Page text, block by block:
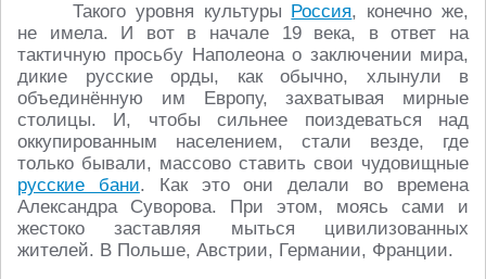
Такого уровня культуры Россия, конечно же,
не имела. И вот в начале 19 века, в ответ на
тактичную просьбу Наполеона о заключении мира,
дикие русские орды, как обычно, хлынули в
объединённую им Европу, захватывая мирные
столицы. И, чтобы сильнее поиздеваться над
оккупированным населением, стали везде, где
только бывали, массово ставить свои чудовищные
русские бани. Как это они делали во времена
Александра Суворова. При этом, моясь сами и
жестоко заставляя мыться цивилизованных
жителей. В Польше, Австрии, Германии, Франции.